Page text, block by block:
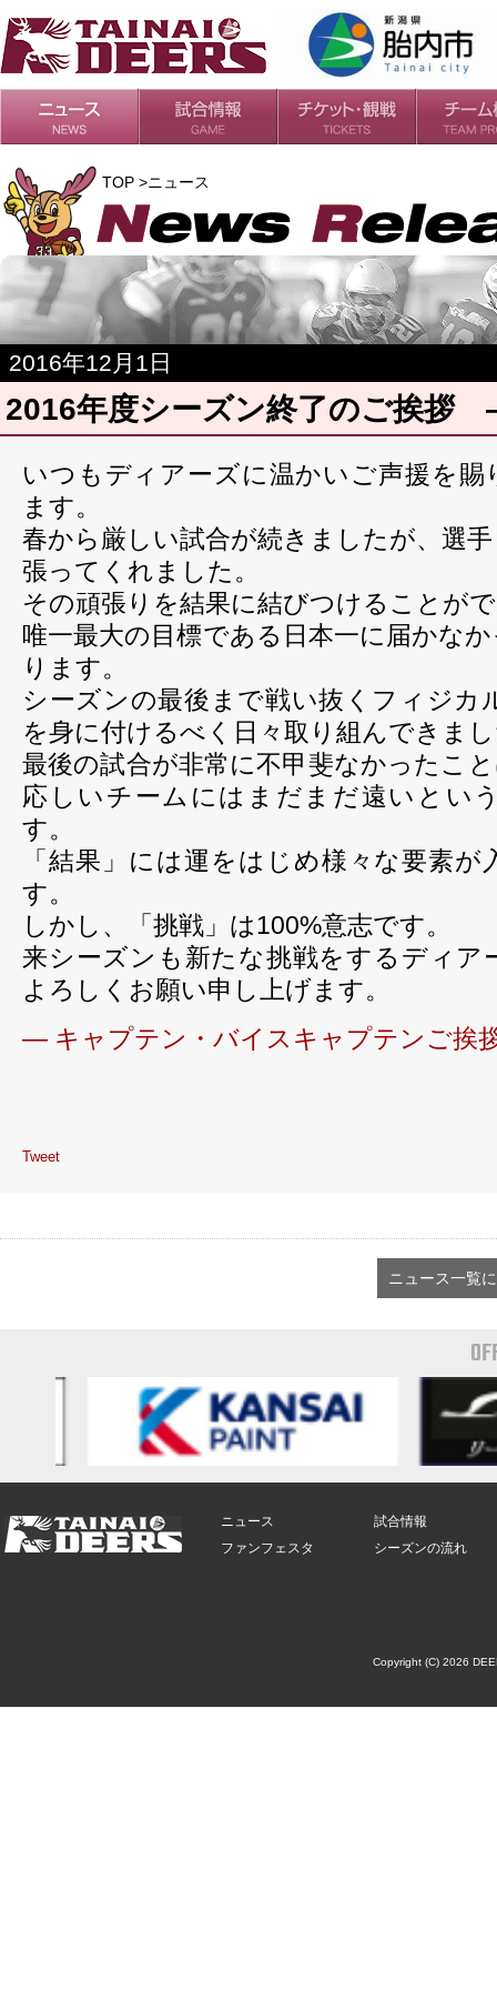
TOP >ニュース
2016年12月1日
2016年度シーズン終了のご挨
いつもディアーズに温かいご声援を賜
ます。
春から厳しい試合が続きましたが、選
張ってくれました。
その頑張りを結果に結びつけることが
唯一最大の目標である日本一に届かな
ります。
シーズンの最後まで戦い抜くフィジカ
を身に付けるべく日々取り組んできま
最後の試合が非常に不甲斐なかったこ
応しいチームにはまだまだ遠いとい
す。
「結果」には運をはじめ様々な要素
す。
しかし、「挑戦」は100%意志です。
来シーズンも新たな挑戦をするディア
よろしくお願い申し上げます。
― キャプテン・バイスキャプテンご挨
Tweet
ニュース一覧
ニュース
ファンフェスタ
試合情報
シーズンの流れ
Copyright (C) 2026